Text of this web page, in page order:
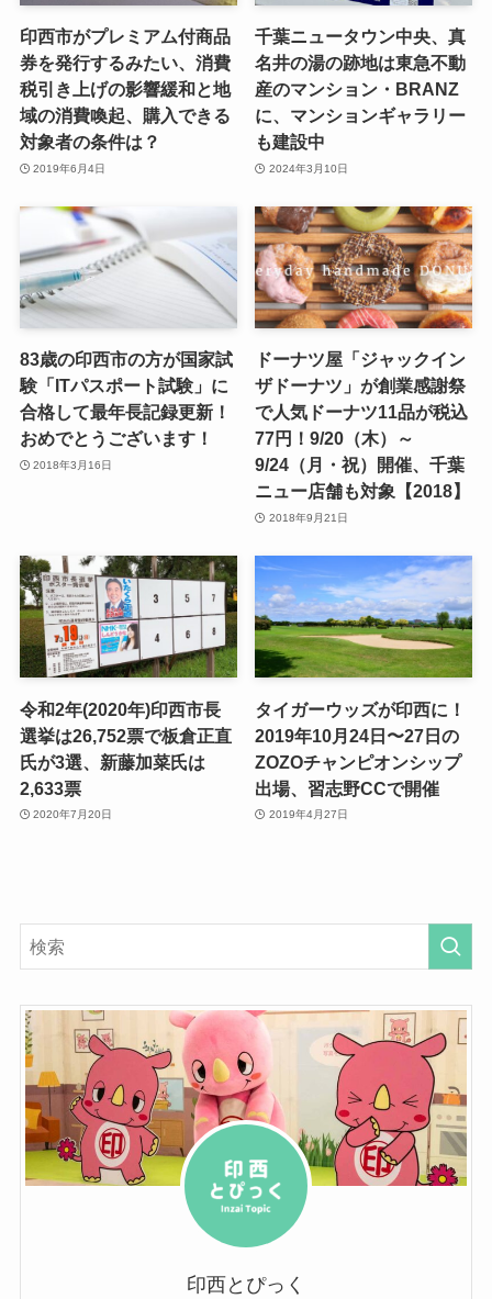
印西市がプレミアム付商品
券を発行するみたい、消費
税引き上げの影響緩和と地
域の消費喚起、購入できる
対象者の条件は？
2019年6月4日
千葉ニュータウン中央、真
名井の湯の跡地は東急不動
産のマンション・BRANZ
に、マンションギャラリー
も建設中
2024年3月10日
83歳の印西市の方が国家試
験「ITパスポート試験」に
合格して最年長記録更新！
おめでとうございます！
2018年3月16日
ドーナツ屋「ジャックイン
ザドーナツ」が創業感謝祭
で人気ドーナツ11品が税込
77円！9/20（木）～
9/24（月・祝）開催、千葉
ニュー店舗も対象【2018】
2018年9月21日
令和2年(2020年)印西市長
選挙は26,752票で板倉正直
氏が3選、新藤加菜氏は
2,633票
2020年7月20日
タイガーウッズが印西に！
2019年10月24日〜27日の
ZOZOチャンピオンシップ
出場、習志野CCで開催
2019年4月27日
印西とぴっく